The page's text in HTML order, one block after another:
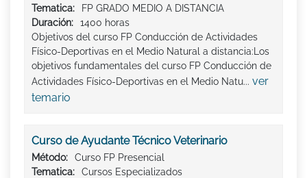
Tematica:
FP GRADO MEDIO A DISTANCIA
Duración:
1400 horas
Objetivos del curso FP Conducción de Actividades
Físico-Deportivas en el Medio Natural a distancia:Los
objetivos fundamentales del curso FP Conducción de
Actividades Físico-Deportivas en el Medio Natu... ver
temario
Curso de Ayudante Técnico Veterinario
Método:
Curso FP Presencial
Tematica:
Cursos Especializados